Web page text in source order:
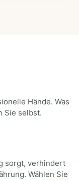
Hände. Was
Sie selbst.
sorgt, verhindert
Wählen Sie